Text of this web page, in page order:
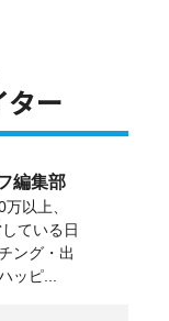
ター
編集部
以上、
ている日
ング・出
ッピ...